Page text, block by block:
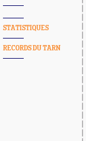
STATISTIQUES
RECORDS DU TARN